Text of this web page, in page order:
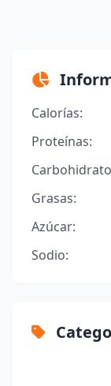
Calorías:
Proteínas:
Grasas:
Azúcar:
Sodio: